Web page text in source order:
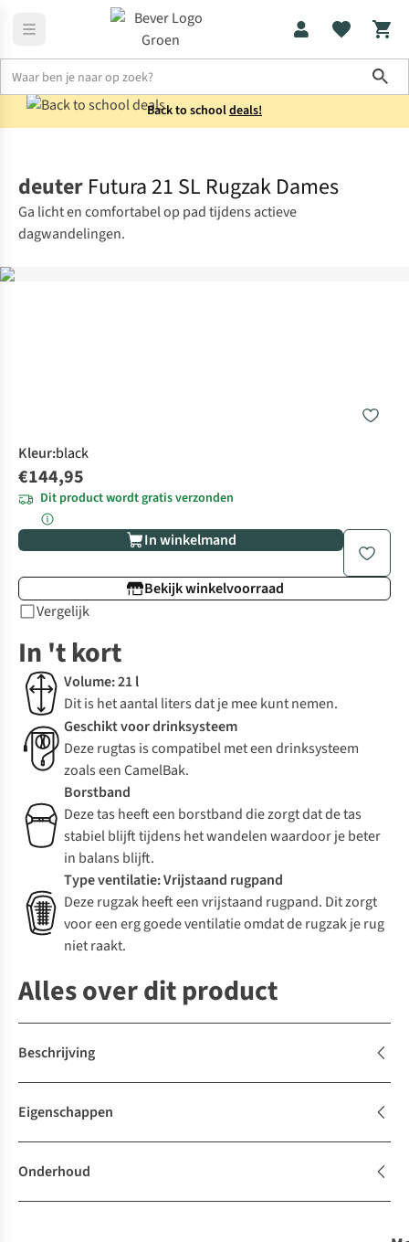
Back to schooldeals!
deuter Futura 21 SL Rugzak Dames
Ga licht en comfortabel op pad tijdens actieve
dagwandelingen.
Kleur:black
€144,95
Dit product wordt gratis verzonden
In winkelmand
Bekijk winkelvoorraad
Vergelijk
In 't kort
Volume: 21 l
Dit is het aantal liters dat je mee kunt nemen.
Geschikt voor drinksysteem
Deze rugtas is compatibel met een drinksysteem
zoals een CamelBak.
Borstband
Deze tas heeft een borstband die zorgt dat de tas
stabiel blijft tijdens het wandelen waardoor je beter
in balans blijft.
Type ventilatie: Vrijstaand rugpand
Deze rugzak heeft een vrijstaand rugpand. Dit zorgt
voor een erg goede ventilatie omdat de rugzak je rug
niet raakt.
Alles over dit product
Beschrijving
Eigenschappen
Onderhoud